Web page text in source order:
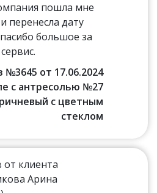
пошла мне
перенесла дату
большое за
№3645 от 17.06.2024
с антресолью №27
с цветным
стеклом